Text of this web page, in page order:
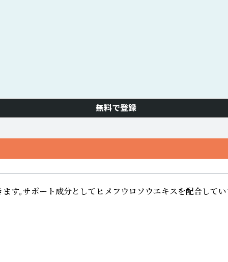
無料で登録
す。サポート成分としてヒメフウロソウエキスを配合してい